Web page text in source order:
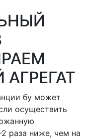
бу может
осуществить
раза ниже, чем на